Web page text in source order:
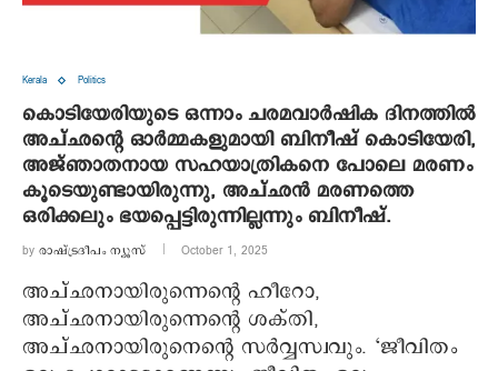
Kerala Politics
കൊടിയേരിയുടെ ഒന്നാം ചരമവാര്‍ഷിക ദിനത്തില്‍
അച്ഛന്റെ ഓര്‍മ്മകളുമായി ബിനീഷ് കൊടിയേരി,
അജ്ഞാതനായ സഹയാത്രികനെ പോലെ മരണം
കൂടെയുണ്ടായിരുന്നു, അച്ഛന്‍ മരണത്തെ
ഒരിക്കലും ഭയപ്പെട്ടിരുന്നില്ലന്നും ബിനീഷ്.
by രാഷ്ട്രദീപം ന്യൂസ്‌ October 1, 2025
അച്ഛനായിരുന്നെന്റെ ഹീറോ,
അച്ഛനായിരുന്നെന്റെ ശക്തി,
അച്ഛനായിരുനെന്റെ സര്‍വ്വസ്വവും. ‘ജീവിതം